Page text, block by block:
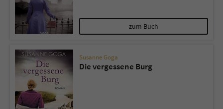
zum Buch
Susanne Goga
Die vergessene Burg